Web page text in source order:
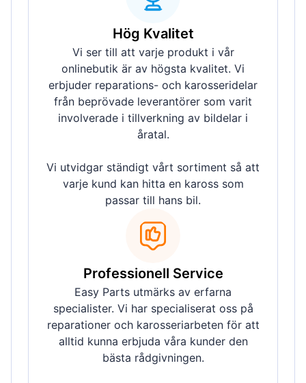
Hög Kvalitet
Vi ser till att varje produkt i vår
onlinebutik är av högsta kvalitet. Vi
erbjuder reparations- och karosseridelar
från beprövade leverantörer som varit
involverade i tillverkning av bildelar i
åratal.
Vi utvidgar ständigt vårt sortiment så att
varje kund kan hitta en kaross som
passar till hans bil.
Professionell Service
Easy Parts utmärks av erfarna
specialister. Vi har specialiserat oss på
reparationer och karosseriarbeten för att
alltid kunna erbjuda våra kunder den
bästa rådgivningen.